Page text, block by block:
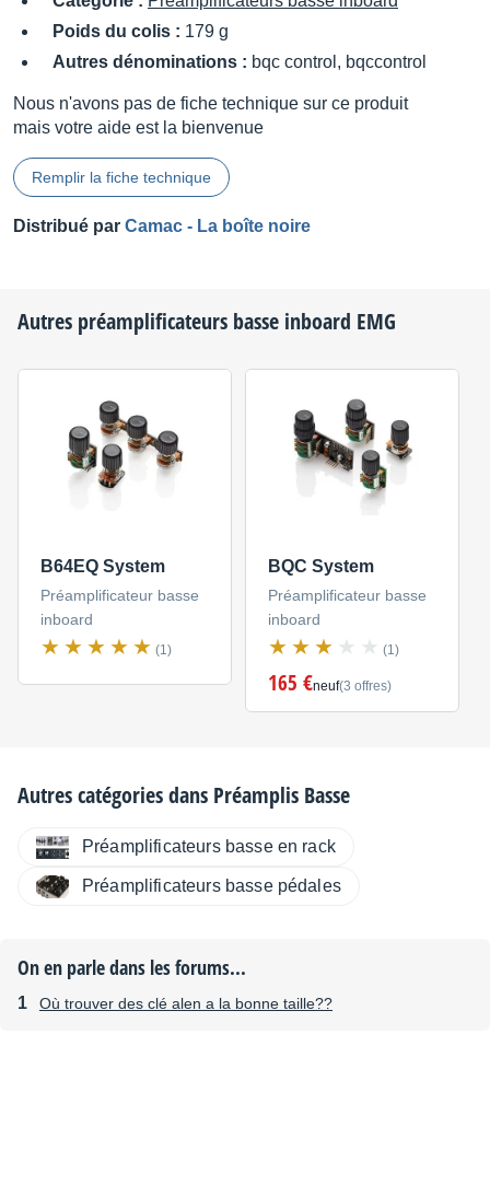
Poids du colis : 179 g
Autres dénominations : bqc control, bqccontrol
Nous n'avons pas de fiche technique sur ce produit
mais votre aide est la bienvenue
Remplir la fiche technique
Distribué par Camac - La boîte noire
Autres préamplificateurs basse inboard EMG
B64EQ System
Préamplificateur basse
inboard
(1)
BQC System
Préamplificateur basse
inboard
(1)
165 €neuf(3 offres)
Autres catégories dans Préamplis Basse
Préamplificateurs basse en rack
Préamplificateurs basse pédales
On en parle dans les forums...
Où trouver des clé alen a la bonne taille??